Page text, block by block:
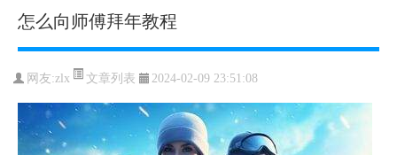
怎么向师傅拜年教程
网友:zlx 文章列表 2024-02-09 23:51:08